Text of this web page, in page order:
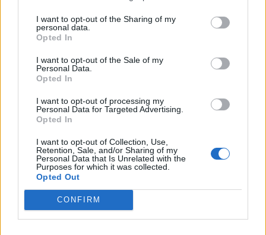
I want to opt-out of the Sharing of my
personal data.
Opted In
I want to opt-out of the Sale of my
Personal Data.
Opted In
I want to opt-out of processing my
Personal Data for Targeted Advertising.
Opted In
I want to opt-out of Collection, Use,
Retention, Sale, and/or Sharing of my
Personal Data that Is Unrelated with the
Purposes for which it was collected.
Opted Out
CONFIRM